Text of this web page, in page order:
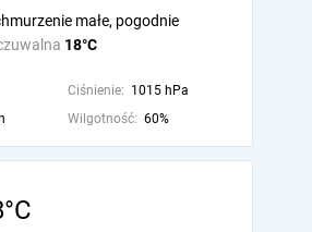
18°C
małe, pogodnie
Ciśnienie: 1015 hPa
Wilgotność: 60%